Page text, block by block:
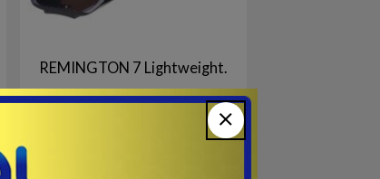
REMINGTON 7 Lightweight.